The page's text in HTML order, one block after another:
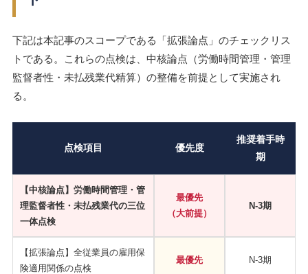
下記は本記事のスコープである「拡張論点」のチェックリス
トである。これらの点検は、中核論点（労働時間管理・管理
監督者性・未払残業代精算）の整備を前提として実施され
る。
点検項目 優先度
推奨着手時
期
【中核論点】労働時間管理・管
理監督者性・未払残業代の三位
一体点検
最優先
（大前提）
N-3期
【拡張論点】全従業員の雇用保
険適用関係の点検
最優先 N-3期